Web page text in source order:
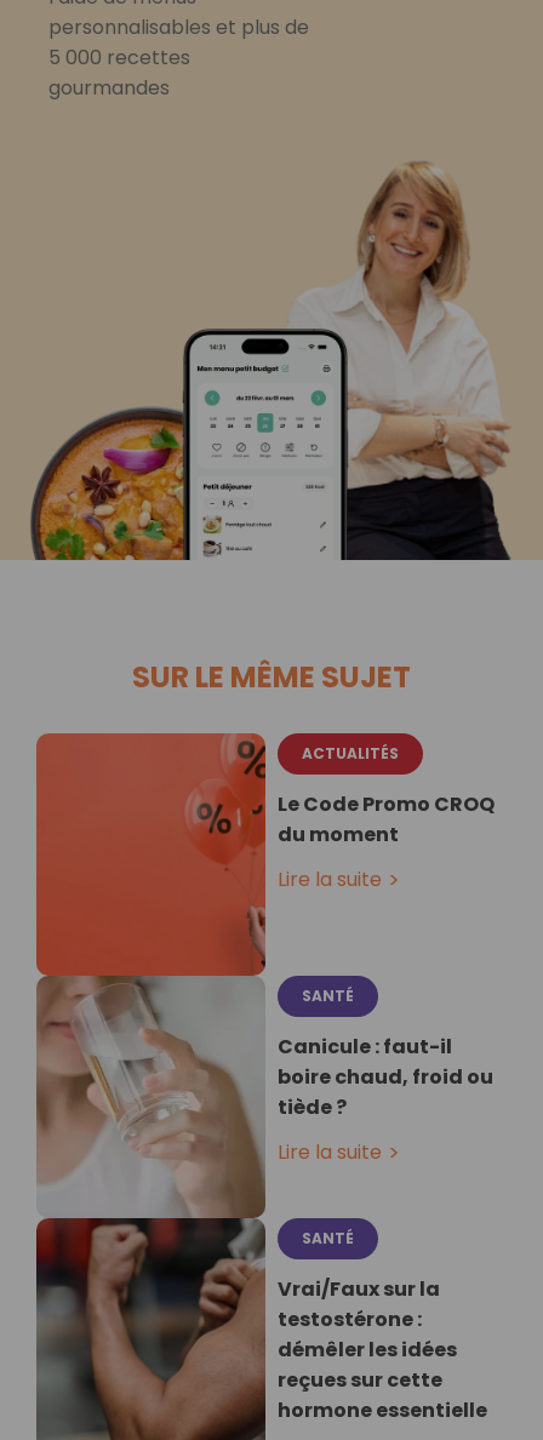
personnalisables et plus de
5 000 recettes
gourmandes
SUR LE MÊME SUJET
ACTUALITÉS
Le Code Promo CROQ
du moment
Lire la suite
SANTÉ
Canicule : faut-il
boire chaud, froid ou
tiède ?
Lire la suite
SANTÉ
Vrai/Faux sur la
testostérone :
démêler les idées
reçues sur cette
hormone essentielle